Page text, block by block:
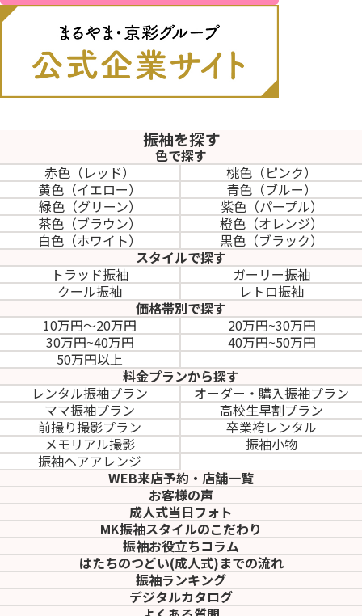
振袖を探す
色で探す
赤色（レッド）
桃色（ピンク）
黄色（イエロー）
青色（ブルー）
緑色（グリーン）
紫色（パープル）
茶色（ブラウン）
橙色（オレンジ）
白色（ホワイト）
黒色（ブラック）
スタイルで探す
トラッド振袖
ガーリー振袖
クール振袖
レトロ振袖
価格帯別で探す
10万円～20万円
20万円~30万円
30万円~40万円
40万円~50万円
50万円以上
料金プランから探す
レンタル振袖プラン
オーダー・購入振袖プラン
ママ振袖プラン
高校生早割プラン
前撮り撮影プラン
卒業袴レンタル
メモリアル撮影
振袖小物
振袖ヘアアレンジ
WEB来店予約・店舗一覧
お客様の声
成人式当日フォト
MK振袖スタイルのこだわり
振袖お役立ちコラム
はたちのつどい(成人式)までの流れ
振袖ランキング
デジタルカタログ